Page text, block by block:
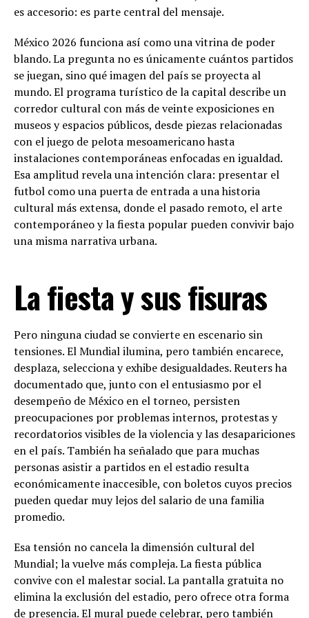
es accesorio: es parte central del mensaje.
México 2026 funciona así como una vitrina de poder
blando. La pregunta no es únicamente cuántos partidos
se juegan, sino qué imagen del país se proyecta al
mundo. El programa turístico de la capital describe un
corredor cultural con más de veinte exposiciones en
museos y espacios públicos, desde piezas relacionadas
con el juego de pelota mesoamericano hasta
instalaciones contemporáneas enfocadas en igualdad.
Esa amplitud revela una intención clara: presentar el
futbol como una puerta de entrada a una historia
cultural más extensa, donde el pasado remoto, el arte
contemporáneo y la fiesta popular pueden convivir bajo
una misma narrativa urbana.
La fiesta y sus fisuras
Pero ninguna ciudad se convierte en escenario sin
tensiones. El Mundial ilumina, pero también encarece,
desplaza, selecciona y exhibe desigualdades. Reuters ha
documentado que, junto con el entusiasmo por el
desempeño de México en el torneo, persisten
preocupaciones por problemas internos, protestas y
recordatorios visibles de la violencia y las desapariciones
en el país. También ha señalado que para muchas
personas asistir a partidos en el estadio resulta
económicamente inaccesible, con boletos cuyos precios
pueden quedar muy lejos del salario de una familia
promedio.
Esa tensión no cancela la dimensión cultural del
Mundial; la vuelve más compleja. La fiesta pública
convive con el malestar social. La pantalla gratuita no
elimina la exclusión del estadio, pero ofrece otra forma
de presencia. El mural puede celebrar, pero también